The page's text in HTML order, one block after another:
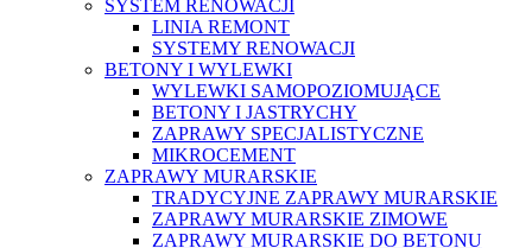
SYSTEM RENOWACJI
LINIA REMONT
SYSTEMY RENOWACJI
BETONY I WYLEWKI
WYLEWKI SAMOPOZIOMUJĄCE
BETONY I JASTRYCHY
ZAPRAWY SPECJALISTYCZNE
MIKROCEMENT
ZAPRAWY MURARSKIE
TRADYCYJNE ZAPRAWY MURARSKIE
ZAPRAWY MURARSKIE ZIMOWE
ZAPRAWY MURARSKIE DO BETONU